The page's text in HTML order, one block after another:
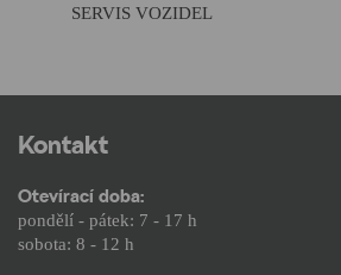
SERVIS VOZIDEL
Kontakt
Otevírací doba:
pondělí - pátek: 7 - 17 h
sobota: 8 - 12 h